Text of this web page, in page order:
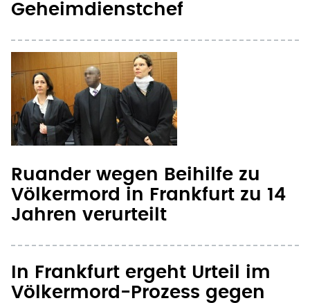
Geheimdienstchef
Ruander wegen Beihilfe zu
Völkermord in Frankfurt zu 14
Jahren verurteilt
In Frankfurt ergeht Urteil im
Völkermord-Prozess gegen